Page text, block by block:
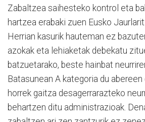
Zabaltzea saihesteko kontrol eta
hartzea erabaki zuen Eusko
Herrian kasurik hauteman ez
azokak eta lehiaketak debekatu
batzuetarako, beste hainbat
Batasunean A kategoria du
horrek gaitza desagerrarazteko
behartzen ditu administrazioak.